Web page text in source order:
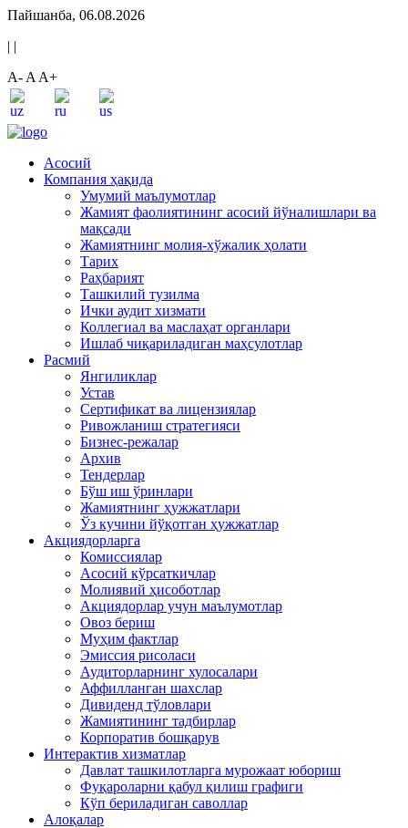
Пайшанба, 06.08.2026
| |
A- A A+
Асосий
Компания ҳақида
Умумий маълумотлар
Жамият фаолиятининг асосий йўналишлари ва
мақсади
Жамиятнинг молия-хўжалик ҳолати
Тарих
Раҳбарият
Ташкилий тузилма
Ички аудит хизмати
Коллегиал ва маслаҳат органлари
Ишлаб чиқариладиган маҳсулотлар
Расмий
Янгиликлар
Устав
Сертификат ва лицензиялар
Ривожланиш стратегияси
Бизнес-режалар
Архив
Тендерлар
Бўш иш ўринлари
Жамиятнинг ҳужжатлари
Ўз кучини йўқотган ҳужжатлар
Акциядорларга
Комиссиялар
Асосий кўрсаткичлар
Молиявий ҳисоботлар
Акциядорлар учун маълумотлар
Овоз бериш
Муҳим фактлар
Эмиссия рисоласи
Аудиторларнинг хулосалари
Аффилланган шахслар
Дивиденд тўловлари
Жамиятининг тадбирлар
Корпоратив бошқарув
Интерактив хизматлар
Давлат ташкилотларга мурожаат юбориш
Фуқароларни қабул қилиш графиги
Кўп бериладиган саволлар
Алоқалар